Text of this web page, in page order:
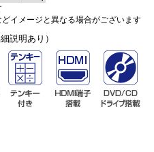
イメージと異なる場合がございます
説明あり）